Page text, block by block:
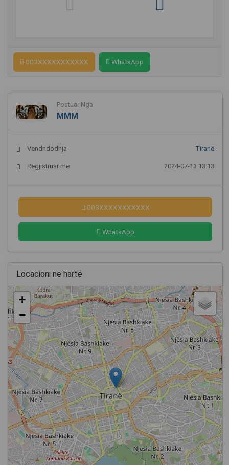
003XXXXXXXXXXX WhatsApp
Postuar Nga
MMM
Vendndodhja Tiranë
Regjistruar më 2024-07-13 13:13
003XXXXXXXXXXX
WhatsApp
Locacioni në hartë
+
−